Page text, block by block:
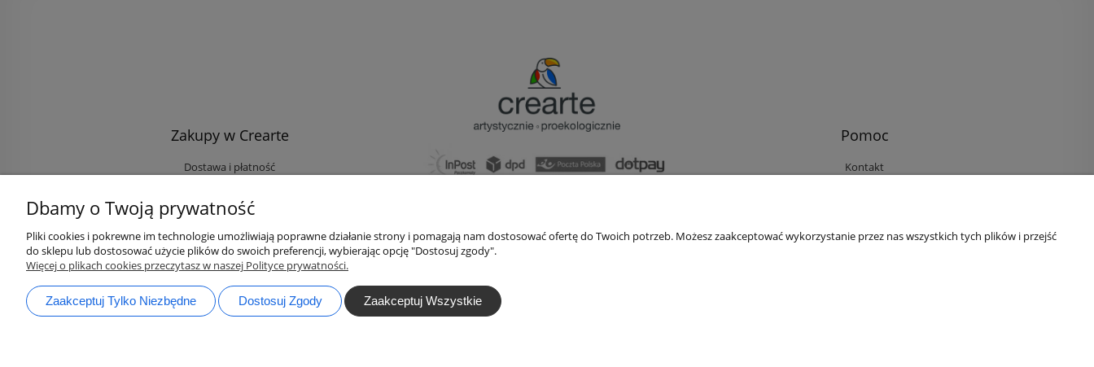
Zakupy w Crearte
Dostawa i płatność
Rabaty i Zniżki
Opinie klientów
Zaloguj się na Twoje konto
Pomoc
Kontakt
Ustawienia plików cookies
tel.:733 012 789
Dbamy o Twoją prywatność
Pliki cookies i pokrewne im technologie umożliwiają poprawne działanie strony i pomagają nam dostosować ofertę do Twoich potrzeb. Możesz zaakceptować wykorzystanie przez nas wszystkich tych plików i przejść
do sklepu lub dostosować użycie plików do swoich preferencji, wybierając opcję "Dostosuj zgody".
Więcej o plikach cookies przeczytasz w naszej Polityce prywatności.
Zaakceptuj Tylko Niezbędne Dostosuj Zgody Zaakceptuj Wszystkie